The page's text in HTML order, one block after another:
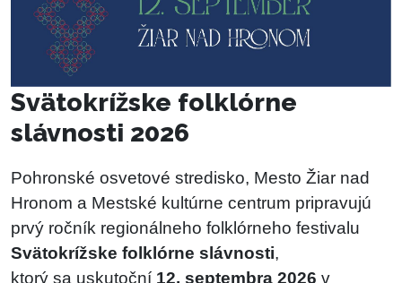
Svätokrížske folklórne
slávnosti 2026
Pohronské osvetové stredisko, Mesto Žiar nad
Hronom a Mestské kultúrne centrum pripravujú
prvý ročník regionálneho folklórneho festivalu
Svätokrížske folklórne slávnosti,
ktorý sa uskutoční 12. septembra 2026 v